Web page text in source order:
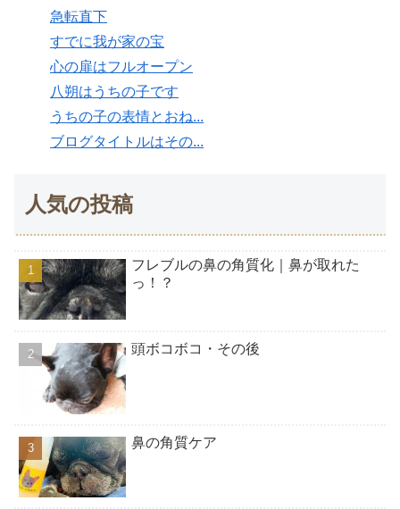
急転直下
すでに我が家の宝
心の扉はフルオープン
八朔はうちの子です
うちの子の表情とおね...
ブログタイトルはその...
人気の投稿
フレブルの鼻の角質化｜鼻が取れた
っ！？
頭ボコボコ・その後
鼻の角質ケア